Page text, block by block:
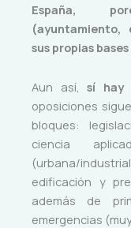
España,
(ayuntamiento,
sus propias
Aun así, sí hay
oposiciones
bloques:
ciencia
(urbana/
edificación y
además de
emergencias